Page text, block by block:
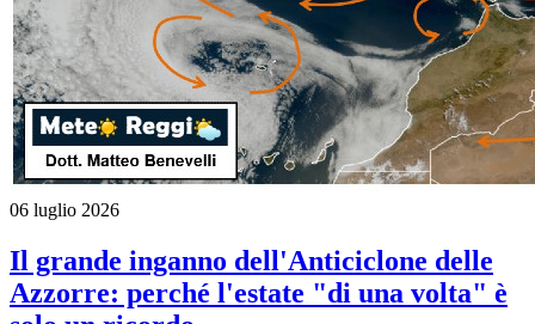
06 luglio 2026
Il grande inganno dell'Anticiclone delle
Azzorre: perché l'estate "di una volta" è